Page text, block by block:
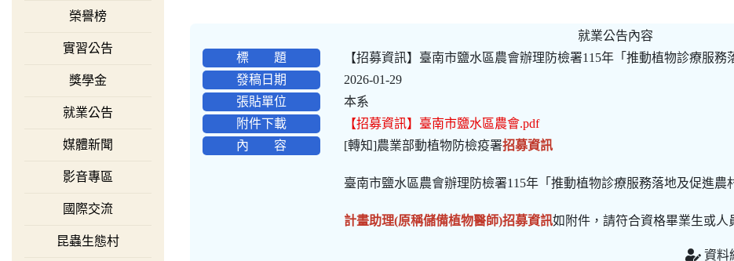
榮譽榜
實習公告
獎學金
就業公告
媒體新聞
影音專區
國際交流
昆蟲生態村
就業公告內容
標 題
【招募資訊】臺南市鹽水區農會辦理防檢署115年「推動植物診療服
發稿日期
2026-01-29
張貼單位
本系
附件下載
【招募資訊】臺南市鹽水區農會.pdf
內 容
[轉知]農業部動植物防檢疫署招募資訊
臺南市鹽水區農會辦理防檢署115年「推動植物診療服務落地及促進農
計畫助理(原稱儲備植物醫師)招募資訊如附件，請符合資格畢業生或人
資料